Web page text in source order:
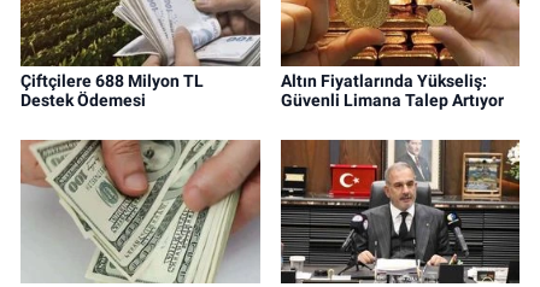
Çiftçilere 688 Milyon TL
Destek Ödemesi
Altın Fiyatlarında Yükseliş:
Güvenli Limana Talep Artıyor